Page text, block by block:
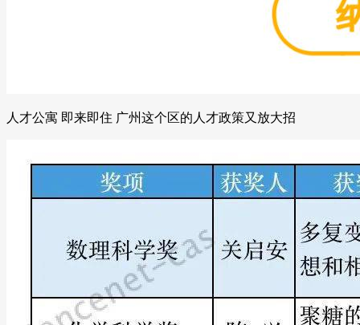
人才公寓 即来即住 广州这个区的人才政策又放大招